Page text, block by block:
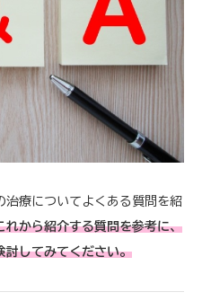
治療についてよくある質問を紹
れから紹介する質問を参考に、
討してみてください。